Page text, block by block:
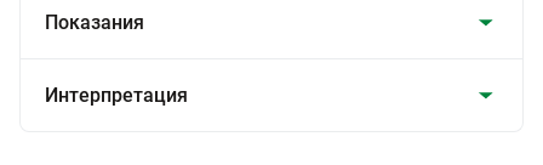
Показания
Интерпретация